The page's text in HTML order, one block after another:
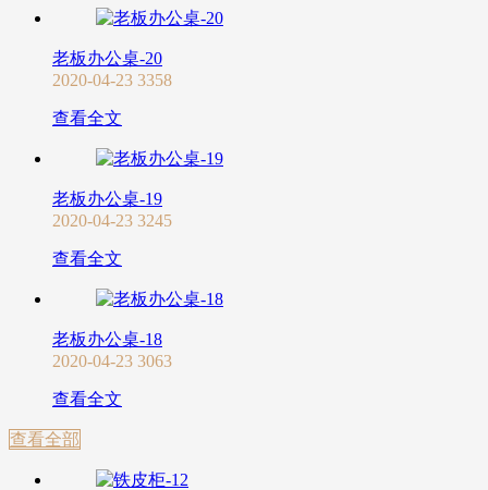
老板办公桌-20
2020-04-23 3358
查看全文
老板办公桌-19
2020-04-23 3245
查看全文
老板办公桌-18
2020-04-23 3063
查看全文
查看全部